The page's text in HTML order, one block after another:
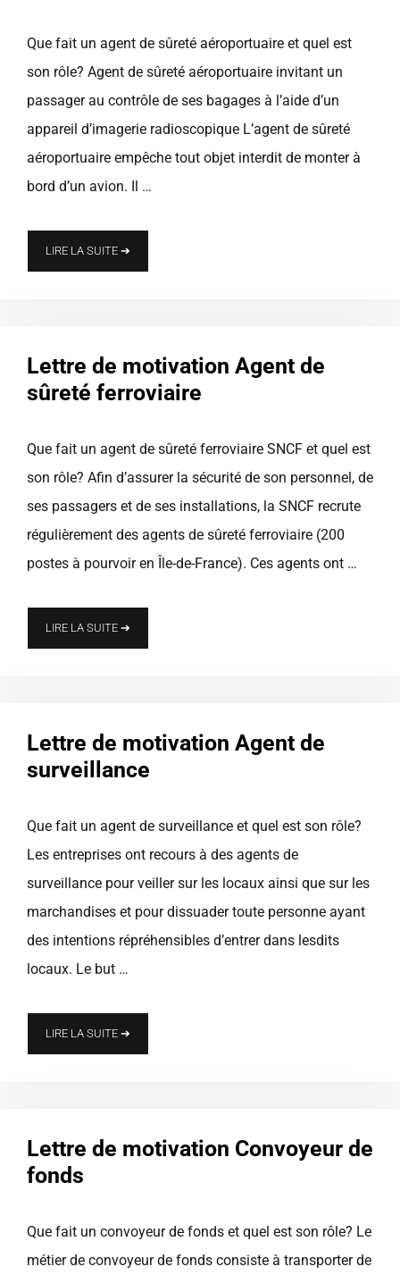
Que fait un agent de sûreté aéroportuaire et quel est
son rôle? Agent de sûreté aéroportuaire invitant un
passager au contrôle de ses bagages à l’aide d’un
appareil d’imagerie radioscopique L’agent de sûreté
aéroportuaire empêche tout objet interdit de monter à
bord d’un avion. Il …
LIRE LA SUITE ➔
Lettre de motivation Agent de
sûreté ferroviaire
Que fait un agent de sûreté ferroviaire SNCF et quel est
son rôle? Afin d’assurer la sécurité de son personnel, de
ses passagers et de ses installations, la SNCF recrute
régulièrement des agents de sûreté ferroviaire (200
postes à pourvoir en Île-de-France). Ces agents ont …
LIRE LA SUITE ➔
Lettre de motivation Agent de
surveillance
Que fait un agent de surveillance et quel est son rôle?
Les entreprises ont recours à des agents de
surveillance pour veiller sur les locaux ainsi que sur les
marchandises et pour dissuader toute personne ayant
des intentions répréhensibles d’entrer dans lesdits
locaux. Le but …
LIRE LA SUITE ➔
Lettre de motivation Convoyeur de
fonds
Que fait un convoyeur de fonds et quel est son rôle? Le
métier de convoyeur de fonds consiste à transporter de